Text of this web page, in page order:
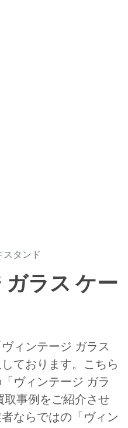
スタンド
ラス ケー
ィンテージ ガラス
ております。こちら
ヴィンテージ ガラ
取事例をご紹介させ
ならではの「ヴィン